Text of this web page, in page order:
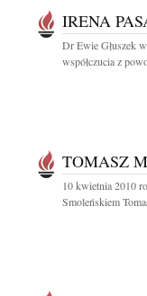
IRENA
Dr Ewie Głuszek
współczucia z
TOMASZ
10 kwietnia 2010
Smoleńskiem